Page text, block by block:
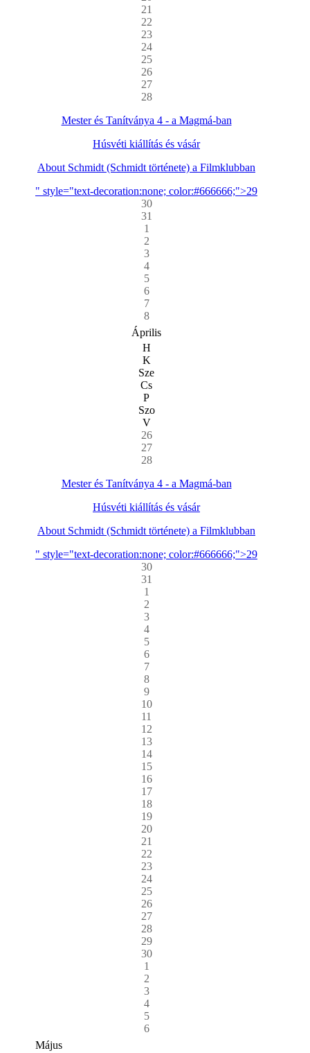
21
22
23
24
25
26
27
28
Mester és Tanítványa 4 - a Magmá-ban
Húsvéti kiállítás és vásár
About Schmidt (Schmidt története) a Filmklubban
" style="text-decoration:none; color:#666666;">29
30
31
1
2
3
4
5
6
7
8
Április
H
K
Sze
Cs
P
Szo
V
26
27
28
Mester és Tanítványa 4 - a Magmá-ban
Húsvéti kiállítás és vásár
About Schmidt (Schmidt története) a Filmklubban
" style="text-decoration:none; color:#666666;">29
30
31
1
2
3
4
5
6
7
8
9
10
11
12
13
14
15
16
17
18
19
20
21
22
23
24
25
26
27
28
29
30
1
2
3
4
5
6
Május